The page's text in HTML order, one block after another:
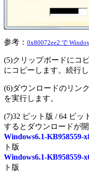
参考： 0x80072ee2 で
(5)クリップボードにコ
にコピーします。続行し
(6)ダウンロードのリン
を実行します。
(7)32 ビット版 / 64 ビ
するとダウンロードが開
Windows6.1-KB958559-
ト版
Windows6.1-KB958559-
ト版